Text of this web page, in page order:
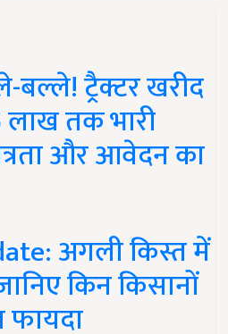
बल्ले! ट्रैक्टर खरीद
लाख तक भारी
और आवेदन का
अगली किस्त में
किन किसानों